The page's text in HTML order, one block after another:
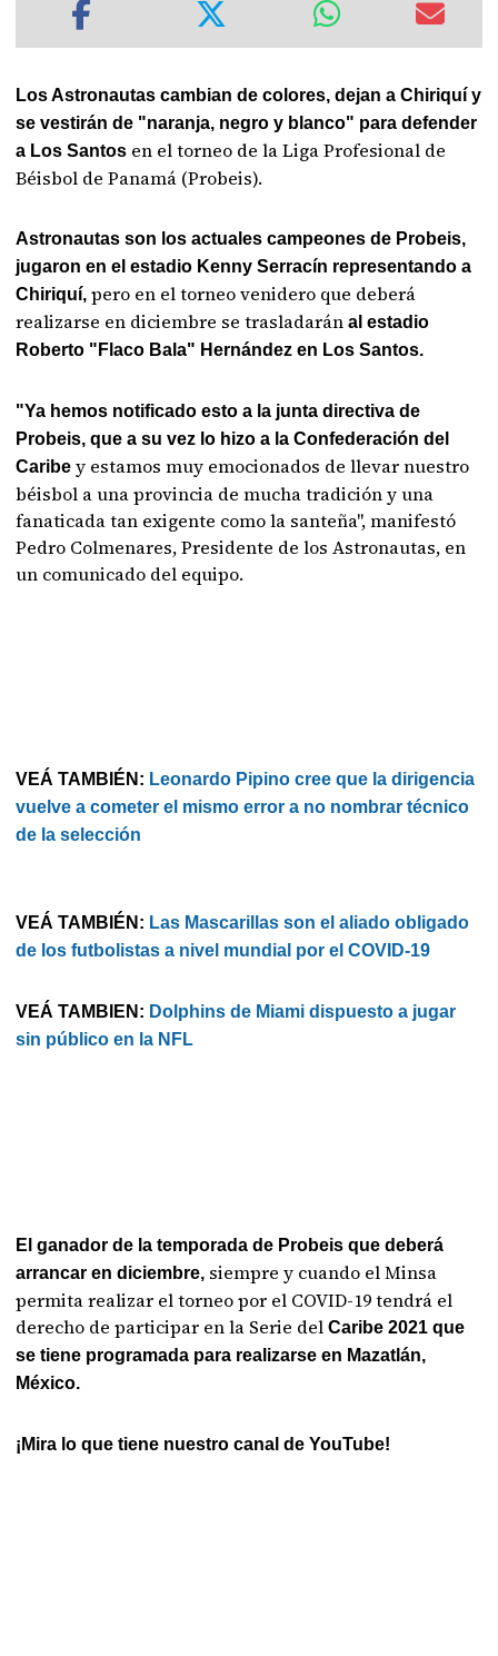
Los Astronautas cambian de colores, dejan a Chiriquí y
se vestirán de "naranja, negro y blanco" para defender
a Los Santos en el torneo de la Liga Profesional de
Béisbol de Panamá (Probeis).
Astronautas son los actuales campeones de Probeis,
jugaron en el estadio Kenny Serracín representando a
Chiriquí,pero en el torneo venidero que deberá
realizarse en diciembre se trasladaránal estadio
Roberto "Flaco Bala" Hernández en Los Santos.
"Ya hemos notificado esto a la junta directiva de
Probeis, que a su vez lo hizo a la Confederación del
Caribe y estamos muy emocionados de llevar nuestro
béisbol a una provincia de mucha tradición y una
fanaticada tan exigente como la santeña", manifestó
Pedro Colmenares, Presidente de los Astronautas, en
un comunicado del equipo.
VEÁ TAMBIÉN: Leonardo Pipino cree que la dirigencia
vuelve a cometer el mismo error a no nombrar técnico
de la selección
VEÁ TAMBIÉN: Las Mascarillas son el aliado obligado
de los futbolistas a nivel mundial por el COVID-19
VEÁ TAMBIEN: Dolphins de Miami dispuesto a jugar
sin público en la NFL
El ganador de la temporada de Probeis que deberá
arrancar en diciembre, siempre y cuando el Minsa
permita realizar el torneo por el COVID-19 tendrá el
derecho de participar en la Serie delCaribe 2021 que
se tiene programada para realizarse en Mazatlán,
México.
¡Mira lo que tiene nuestro canal de YouTube!